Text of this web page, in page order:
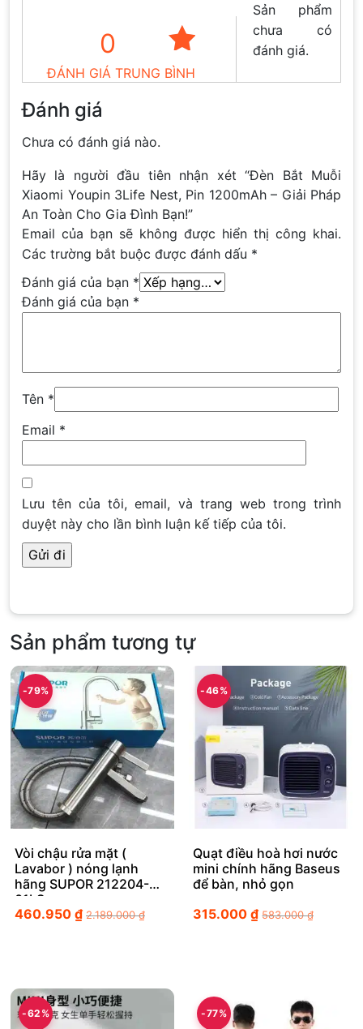
0
ĐÁNH GIÁ TRUNG BÌNH
Sản phẩm
chưa có
đánh giá.
Đánh giá
Chưa có đánh giá nào.
Hãy là người đầu tiên nhận xét “Đèn Bắt Muỗi
Xiaomi Youpin 3Life Nest, Pin 1200mAh – Giải Pháp
An Toàn Cho Gia Đình Bạn!”
Email của bạn sẽ không được hiển thị công khai.
Các trường bắt buộc được đánh dấu *
Đánh giá của bạn *
Đánh giá của bạn *
Tên *
Email *
Lưu tên của tôi, email, và trang web trong trình
duyệt này cho lần bình luận kế tiếp của tôi.
Sản phẩm tương tự
-79%
Vòi chậu rửa mặt (
Lavabor ) nóng lạnh
hãng SUPOR 212204-
01LS
460.950 ₫ 2.189.000₫
-46%
Quạt điều hoà hơi nước
mini chính hãng Baseus
để bàn, nhỏ gọn
315.000₫ 583.000₫
-62% -77%